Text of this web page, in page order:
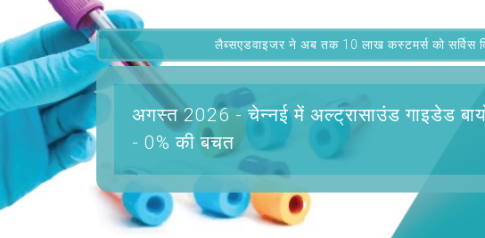
लैब्सएडवाइजर ने अब तक 10 लाख कस्टमर्स को सर्विस
अगस्त 2026 -चेन्नई में अल्ट्रासाउंड गाइडेड
- 0% की बचत